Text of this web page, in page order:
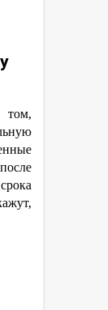
том,